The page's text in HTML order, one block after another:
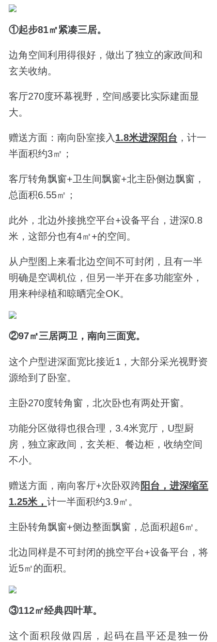
①起步81㎡紧凑三居。
边角空间利用得很好，做出了独立的家政间和
玄关收纳。
客厅270度环幕视野，空间感要比实际建面显
大。
赠送方面：南向卧室接入 1.8米进深阳台 ，计一
半面积约3㎡ ；
客厅转角飘窗+卫生间飘窗+北主卧侧边飘窗，
总面积6.55㎡；
此外，北边外接挑空平台+设备平台， 进深0.8
米，这部分也有4㎡+的空间。
从户型图上来看北边空间不可封闭，且有一半
明确是空调机位，但另一半开在多功能室外，
用来种绿植和晾晒完全OK。
②97㎡三居两卫，南向三面宽。
这个户型进深面宽比接近1，大部分采光视野资
源给到了卧室。
主卧270度转角窗，北次卧也有两处开窗。
功能分区做得也很合理，3.4米宽厅，U型厨
房，独立家政间，玄关柜、餐边柜，收纳空间
不小。
赠送方面，南向客厅+次卧双跨阳台，进深缩至
1.25米， 计一半面积约3.9㎡。
主卧转角飘窗+侧边整面飘窗，总面积超6㎡。
北边同样是不可封闭的挑空平台+设备平台，将
近5㎡的面积。
③112㎡经典四叶草。
这个面积段做四居，起码在昌平还是独一份